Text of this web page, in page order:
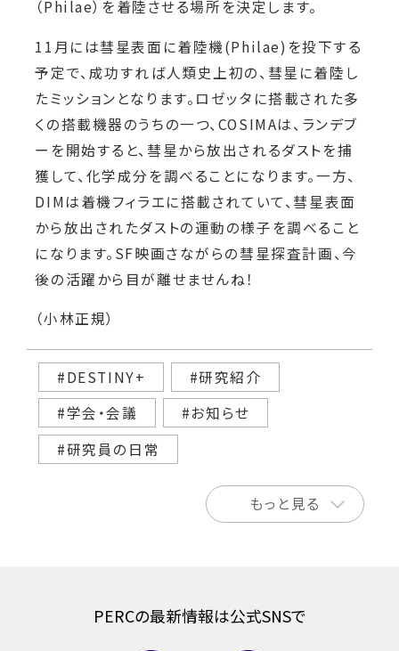
（Philae）を着陸させる場所を決定します。
11 月には彗星表面に着陸機(Philae) を投下する
予定で、成功すれば人類史上初の、彗星に着陸し
たミッションとなります。 ロゼッタに搭載された多
くの搭載機器のうちの一つ、 COSIMAは、ランデブ
ーを開始すると、彗星から放出されるダストを捕
獲して、化学成分を調べることになります。一方、
DIMは着機フィラエに搭載されていて、彗星表面
から放出されたダストの運動の様子を調べること
になり ます。 SF映画さながらの彗星探査計画、今
後の活躍から目が離せませんね！
（小林正規）
#DESTINY+
#研究紹介
#学会・会議
#お知らせ
#研究員の日常
もっと見る
PERCの最新情報は公式SNSで